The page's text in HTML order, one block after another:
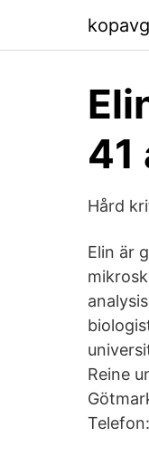
41
Hård
Elin är
Reine